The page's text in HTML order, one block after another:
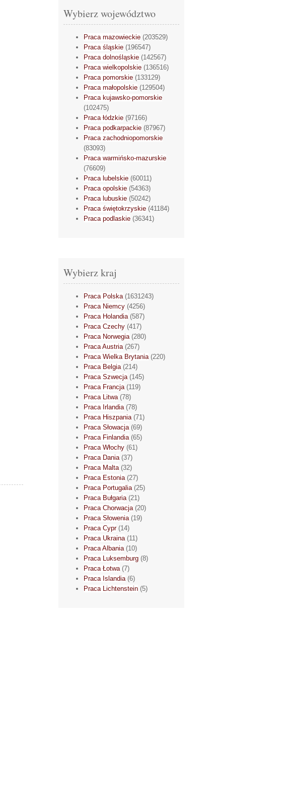
Wybierz województwo
Praca mazowieckie (203529)
Praca śląskie (196547)
Praca dolnośląskie (142567)
Praca wielkopolskie (136516)
Praca pomorskie (133129)
Praca małopolskie (129504)
Praca kujawsko-pomorskie
(102475)
Praca łódzkie (97166)
Praca podkarpackie (87967)
Praca zachodniopomorskie
(83093)
Praca warmińsko-mazurskie
(76609)
Praca lubelskie (60011)
Praca opolskie (54363)
Praca lubuskie (50242)
Praca świętokrzyskie (41184)
Praca podlaskie (36341)
Wybierz kraj
Praca Polska(1631243)
Praca Niemcy (4256)
Praca Holandia(587)
Praca Czechy (417)
Praca Norwegia(280)
Praca Austria(267)
Praca Wielka Brytania(220)
Praca Belgia(214)
Praca Szwecja(145)
Praca Francja(119)
Praca Litwa(78)
Praca Irlandia(78)
Praca Hiszpania(71)
Praca Słowacja(69)
Praca Finlandia(65)
Praca Włochy (61)
Praca Dania(37)
Praca Malta(32)
Praca Estonia(27)
Praca Portugalia(25)
Praca Bułgaria(21)
Praca Chorwacja(20)
Praca Słowenia(19)
Praca Cypr(14)
Praca Ukraina(11)
Praca Albania(10)
Praca Luksemburg (8)
Praca Łotwa(7)
Praca Islandia(6)
Praca Lichtenstein (5)